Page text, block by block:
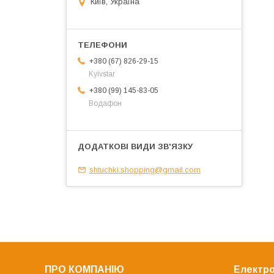
+380 (67) 826-29-15
Kyivstar
+380 (99) 145-83-05
Водафон
shtuchki.shopping@gmail.com
ПРО КОМПАНІЮ